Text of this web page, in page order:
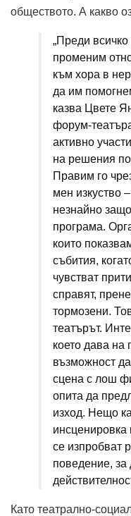
обществото. А какво
„Преди
променим
към хора в
да им
казва Цвете
форум-
активно
на решения
Правим го
мен изкуство
незнайно
програма.
които
събития,
чувстват
справят,
тормозени.
театърът.
което дава на
възможност
сцена с лош
опита да
изход. Нещо
инсценировка
се изпробват
поведение, за
Като театрално-